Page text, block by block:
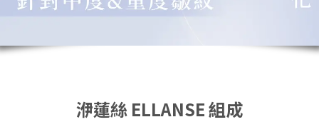
洢蓮絲 ELLANSE 組成